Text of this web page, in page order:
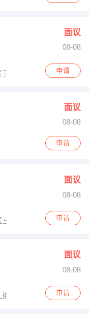
面议
08-08
好街华强广场A座817-
申请
面议
08-08
申请
面议
08-08
好街华强广场A座817-
申请
面议
08-08
5-1号院内二层红楼
申请